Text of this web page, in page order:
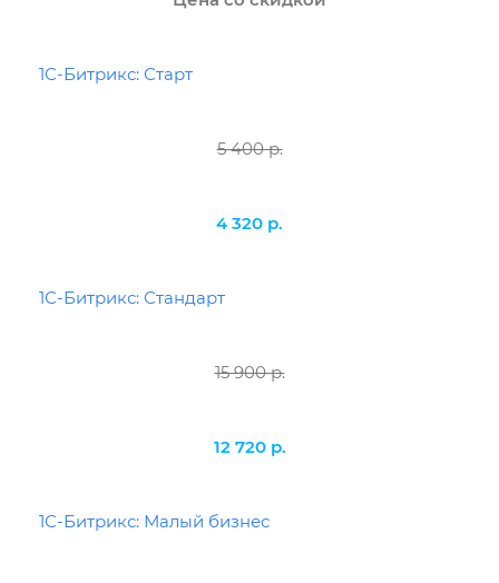
1С-Битрикс: Старт
5 400 р.
4 320 р.
1С-Битрикс: Стандарт
15 900 р.
12 720 р.
1С-Битрикс: Малый бизнес